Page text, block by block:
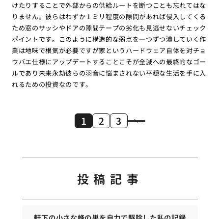
けたりすることで外部からの供給ルートを断つことも忘れてはな
りません。彼らはわずか１ミリ程度の隙間があれば侵入してくる
ため窓のサッシやドアの隙間テープの劣化も見逃せないチェック
ポイントです。このように構造的な弱点を一つずつ潰していく作
業は地味で根気が必要ですが家というハードウェア自体を対チョ
ウバエ仕様にアップデートすることこそが全滅への最終的なゴー
ルであり未来永劫彼らの羽音に悩まされない平穏な生活を手に入
れるための投資なのです。
1 2 3
投稿記事